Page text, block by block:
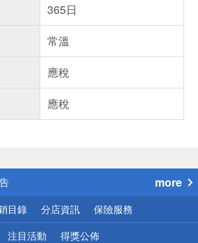
365日
常溫
應稅
應稅
配送
！請小心！
more
目錄 分店資訊 保險服務
注目活動 得獎公佈